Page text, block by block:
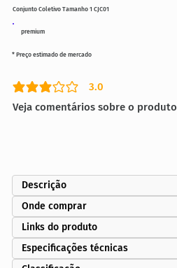
premium
Conjunto Coletivo Tamanho 1 CJC01
3.0
classificação média é 3 de 5
Veja comentários sobre o produto
* Preço estimado de mercado
Descrição
Onde comprar
Links do produto
Especificações técnicas